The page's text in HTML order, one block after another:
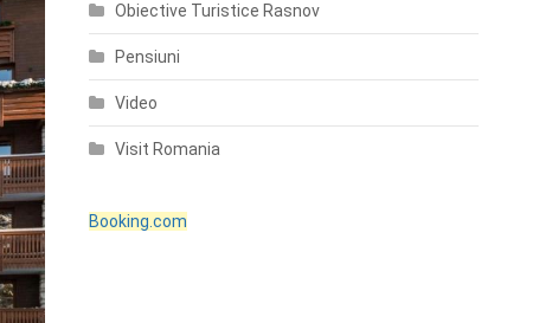
Obiective Turistice Rasnov
Pensiuni
Video
Visit Romania
Booking.com